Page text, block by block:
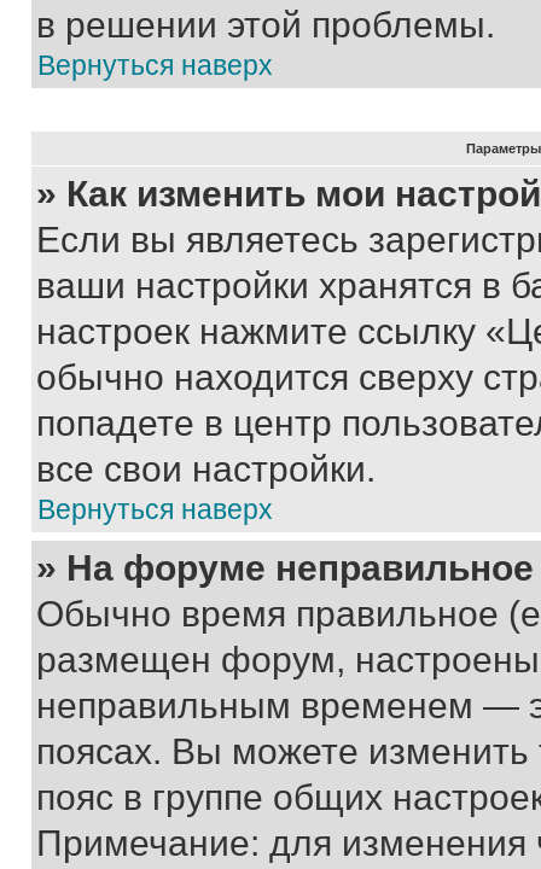
в решении этой проблемы.
Вернуться наверх
Параметры
» Как изменить мои
Если вы являетесь
ваши настройки хранятся в
настроек нажмите ссылку
обычно находится сверху
попадете в центр
все свои настройки.
Вернуться наверх
» На форуме
Обычно время правильное
размещен форум, настроены
неправильным временем —
поясах. Вы можете изменить
пояс в группе общих
Примечание: для изменения